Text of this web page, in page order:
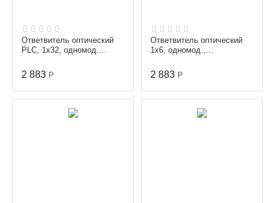
Ответвитель оптический
PLC, 1х32, одномод.
1260-1650 nm, 1.0 m...
2 883 Р
Ответвитель оптический
1х6, одномод.,
nm, 1 m, 3 mm,
неоконцов...
2 883 Р